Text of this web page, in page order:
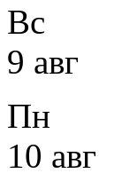
Вс
9 авг
Пн
10 авг